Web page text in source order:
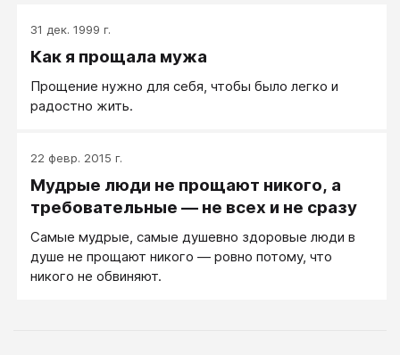
31 дек. 1999 г.
Как я прощала мужа
Прощение нужно для себя, чтобы было легко и
радостно жить.
22 февр. 2015 г.
Мудрые люди не прощают никого, а
требовательные — не всех и не сразу
Самые мудрые, самые душевно здоровые люди в
душе не прощают никого — ровно потому, что
никого не обвиняют.